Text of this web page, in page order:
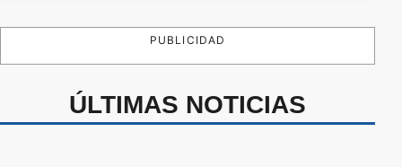
PUBLICIDAD
ÚLTIMAS NOTICIAS